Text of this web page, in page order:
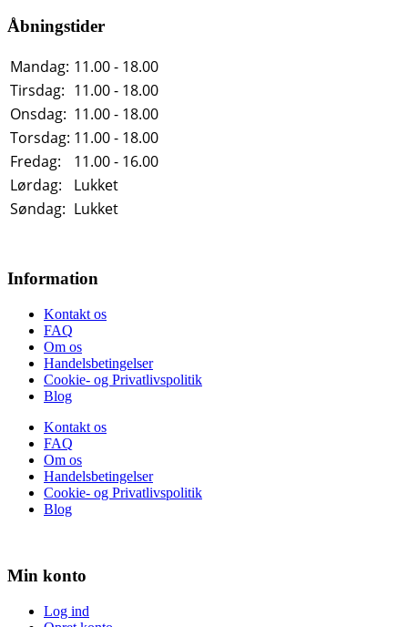
Åbningstider
Mandag: 11.00 - 18.00
Tirsdag: 11.00 - 18.00
Onsdag: 11.00 - 18.00
Torsdag: 11.00 - 18.00
Fredag:
11.00 - 16.00
Lørdag:
Lukket
Søndag: Lukket
Information
Kontakt os
FAQ
Om os
Handelsbetingelser
Cookie- og Privatlivspolitik
Blog
Kontakt os
FAQ
Om os
Handelsbetingelser
Cookie- og Privatlivspolitik
Blog
Min konto
Log ind